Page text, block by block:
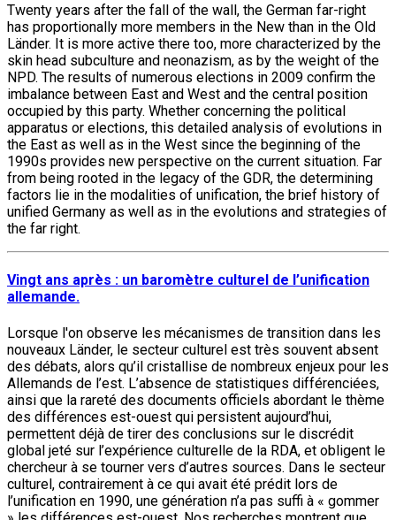
Twenty years after the fall of the wall, the German far-right
has proportionally more members in the New than in the Old
Länder. It is more active there too, more characterized by the
skin head subculture and neonazism, as by the weight of the
NPD. The results of numerous elections in 2009 confirm the
imbalance between East and West and the central position
occupied by this party. Whether concerning the political
apparatus or elections, this detailed analysis of evolutions in
the East as well as in the West since the beginning of the
1990s provides new perspective on the current situation. Far
from being rooted in the legacy of the GDR, the determining
factors lie in the modalities of unification, the brief history of
unified Germany as well as in the evolutions and strategies of
the far right.
Vingt ans après : un baromètre culturel de l’unification
allemande.
Lorsque l'on observe les mécanismes de transition dans les
nouveaux Länder, le secteur culturel est très souvent absent
des débats, alors qu’il cristallise de nombreux enjeux pour les
Allemands de l’est. L’absence de statistiques différenciées,
ainsi que la rareté des documents officiels abordant le thème
des différences est-ouest qui persistent aujourd’hui,
permettent déjà de tirer des conclusions sur le discrédit
global jeté sur l’expérience culturelle de la RDA, et obligent le
chercheur à se tourner vers d’autres sources. Dans le secteur
culturel, contrairement à ce qui avait été prédit lors de
l’unification en 1990, une génération n’a pas suffi à « gommer